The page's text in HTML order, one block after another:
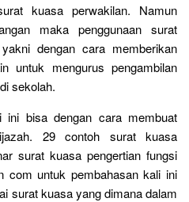
kuasa perwakilan. Namun
maka penggunaan surat
dengan cara memberikan
untuk mengurus pengambilan
sekolah.
ini bisa dengan cara membuat
29 contoh surat kuasa
surat kuasa pengertian fungsi
com untuk pembahasan kali ini
surat kuasa yang dimana dalam